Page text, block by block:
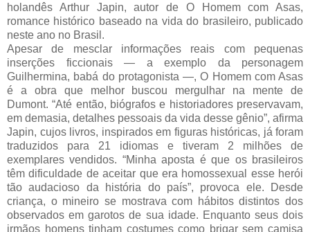
holandês Arthur Japin, autor de O Homem com Asas,
romance histórico baseado na vida do brasileiro, publicado
neste ano no Brasil.
Apesar de mesclar informações reais com pequenas
inserções ficcionais — a exemplo da personagem
Guilhermina, babá do protagonista —, O Homem com Asas
é a obra que melhor buscou mergulhar na mente de
Dumont. “Até então, biógrafos e historiadores preservavam,
em demasia, detalhes pessoais da vida desse gênio”, afirma
Japin, cujos livros, inspirados em figuras históricas, já foram
traduzidos para 21 idiomas e tiveram 2 milhões de
exemplares vendidos. “Minha aposta é que os brasileiros
têm dificuldade de aceitar que era homossexual esse herói
tão audacioso da história do país”, provoca ele. Desde
criança, o mineiro se mostrava com hábitos distintos dos
observados em garotos de sua idade. Enquanto seus dois
irmãos homens tinham costumes como brigar sem camisa